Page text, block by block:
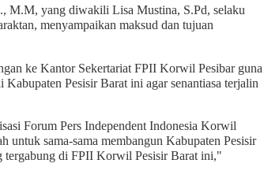
M.M, yang diwakili Lisa Mustina, S.Pd, selaku
menyampaikan maksud dan tujuan
ke Kantor Sekertariat FPII Korwil Pesibar guna
Pesisir Barat ini agar senantiasa terjalin
Forum Pers Independent Indonesia Korwil
untuk sama-sama membangun Kabupaten Pesisir
tergabung di FPII Korwil Pesisir Barat ini,"